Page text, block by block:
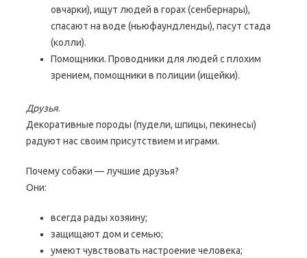
овчарки), ищут людей в горах (сенбернары),
спасают на воде (ньюфаундленды), пасут стада
(колли).
Помощники. Проводники для людей с плохим
зрением, помощники в полиции (ищейки).
Друзья.
Декоративные породы (пудели, шпицы, пекинесы)
радуют нас своим присутствием и играми.
Почему собаки — лучшие друзья?
Они:
всегда рады хозяину;
защищают дом и семью;
умеют чувствовать настроение человека;